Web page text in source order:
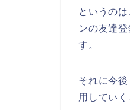
というの
ンの友達
す。
それに今
用していく